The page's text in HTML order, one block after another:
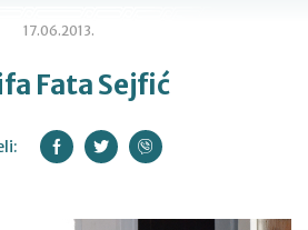
17.06.2013.
Fata Sejfić